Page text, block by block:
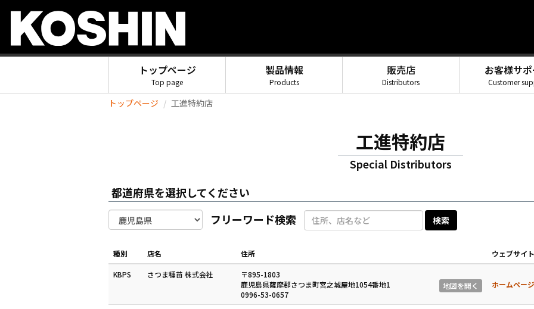
トップページ
Top page
製品情報
Products
販売店
Distributors
お客様サ
Customer
トップページ 工進特約店
工進特約店
Special Distributors
都道府県を選択してください
フリーワード検索
種別 店名 住所 ウェブサイト
KBPS さつま種苗 株式会社
〒895-1803
地図を開く
鹿児島県薩摩郡さつま町宮之城屋地1054番地1
0996-53-0657
ホームページ